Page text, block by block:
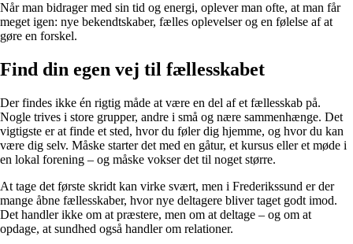
Når man bidrager med sin tid og energi, oplever man ofte, at man får
meget igen: nye bekendtskaber, fælles oplevelser og en følelse af at
gøre en forskel.
Find din egen vej til fællesskabet
Der findes ikke én rigtig måde at være en del af et fællesskab på.
Nogle trives i store grupper, andre i små og nære sammenhænge. Det
vigtigste er at finde et sted, hvor du føler dig hjemme, og hvor du kan
være dig selv. Måske starter det med en gåtur, et kursus eller et møde i
en lokal forening – og måske vokser det til noget større.
At tage det første skridt kan virke svært, men i Frederikssund er der
mange åbne fællesskaber, hvor nye deltagere bliver taget godt imod.
Det handler ikke om at præstere, men om at deltage – og om at
opdage, at sundhed også handler om relationer.